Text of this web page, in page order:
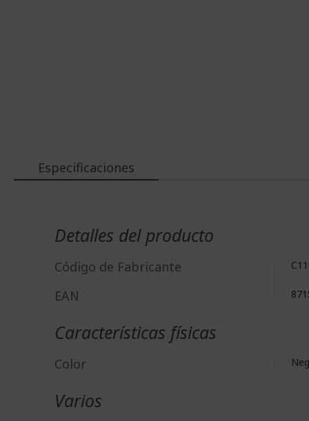
Especificaciones
Detalles del producto
Código de Fabricante
EAN
Características físicas
Color
Varios